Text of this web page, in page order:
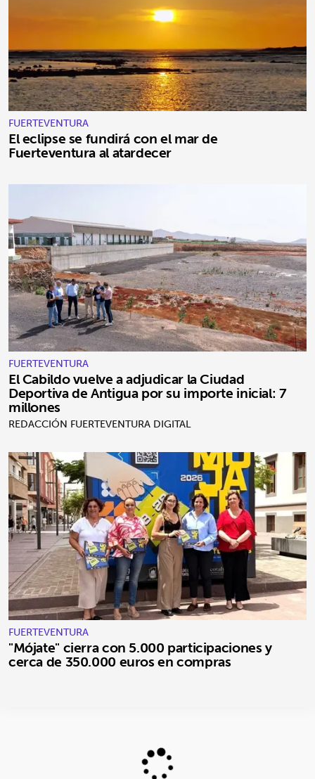
FUERTEVENTURA
El eclipse se fundirá con el mar de
Fuerteventura al atardecer
FUERTEVENTURA
El Cabildo vuelve a adjudicar la Ciudad
Deportiva de Antigua por su importe inicial: 7
millones
REDACCIÓN FUERTEVENTURA DIGITAL
FUERTEVENTURA
"Mójate" cierra con 5.000 participaciones y
cerca de 350.000 euros en compras